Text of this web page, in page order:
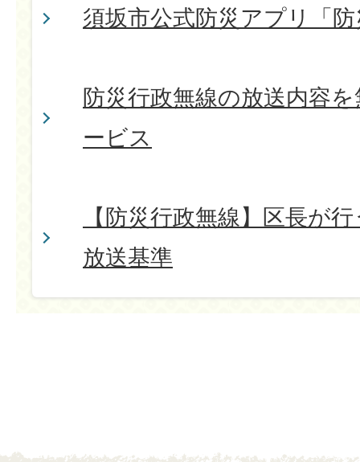
須坂市公式防災アプリ「
防災行政無線の放送内容
ービス
【防災行政無線】区長が
放送基準